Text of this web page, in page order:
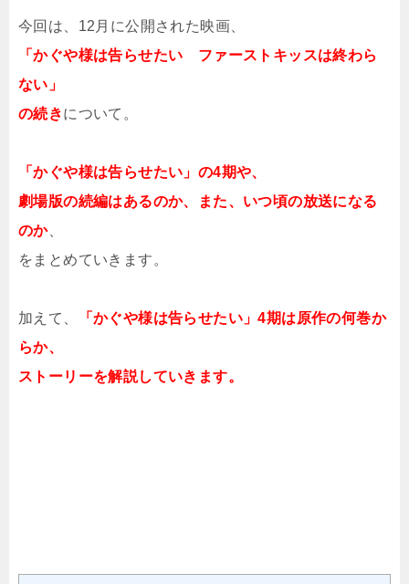
今回は、12月に公開された映画、
「かぐや様は告らせたい ファーストキッスは終わら
ない」
の続きについて。
「かぐや様は告らせたい」の4期や、
劇場版の続編はあるのか、また、いつ頃の放送になる
のか、
をまとめていきます。
加えて、
「かぐや様は告らせたい」4期は原作の何巻か
らか、
ストーリーを解説していきます。